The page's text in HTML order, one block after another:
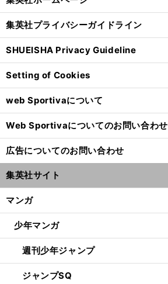
集英社プライバシーガイドライン
SHUEISHA Privacy Guideline
Setting of Cookies
web Sportivaについて
Web Sportivaについてのお問い合わせ
広告についてのお問い合わせ
集英社サイト
マンガ
少年マンガ
週刊少年ジャンプ
ジャンプSQ